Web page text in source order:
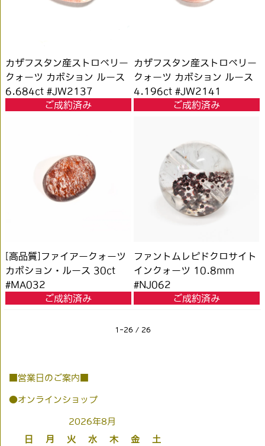
カザフスタン産ストロベリー
クォーツ カボション ルース
6.684ct #JW2137
ご成約済み
カザフスタン産ストロベリー
クォーツ カボション ルース
4.196ct #JW2141
ご成約済み
[高品質]ファイアークォーツ
カボション・ルース 30ct
#MA032
ご成約済み
ファントムレピドクロサイト
インクォーツ 10.8mm
#NJ062
ご成約済み
1-26 / 26
■営業日のご案内■
●オンラインショップ
2026年8月
日
月 火 水 木 金 土